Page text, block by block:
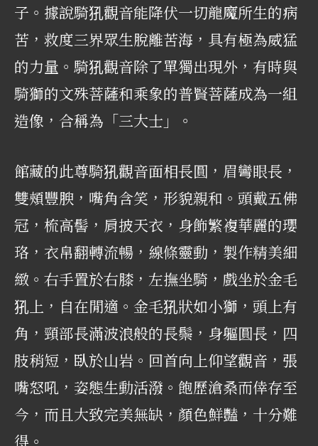
子。據說騎犼觀音能降伏一切龍魔所生的病
苦，救度三界眾生脫離苦海，具有極為威猛
的力量。騎犼觀音除了單獨出現外，有時與
騎獅的文殊菩薩和乘象的普賢菩薩成為一組
造像，合稱為「三大士」。
館藏的此尊騎犼觀音面相長圓，眉彎眼長，
雙頰豐腴，嘴角含笑，形貌親和。頭戴五佛
冠，梳高髻，肩披天衣，身飾繁複華麗的瓔
珞，衣帛翻轉流暢，線條靈動，製作精美細
緻。右手置於右膝，左撫坐騎，戲坐於金毛
犼上，自在閒適。金毛犼狀如小獅，頭上有
角，頸部長滿波浪般的長鬃，身軀圓長，四
肢稍短，臥於山岩。回首向上仰望觀音，張
嘴怒吼，姿態生動活潑。飽歷滄桑而倖存至
今，而且大致完美無缺，顏色鮮豔，十分難
得。